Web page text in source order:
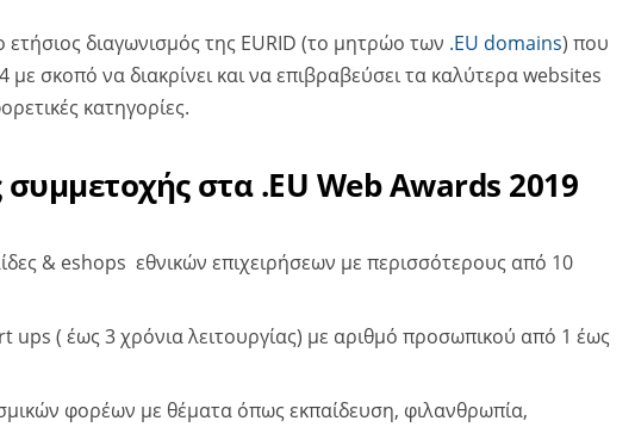
ετήσιος διαγωνισμός της EURID (το μητρώο των .EU domains) που
με σκοπό να διακρίνει και να επιβραβεύσει τα καλύτερα websites
κατηγορίες.
συμμετοχής στα .EU Web Awards 2019
& eshops εθνικών επιχειρήσεων με περισσότερους από 10
ups ( έως 3 χρόνια λειτουργίας) με αριθμό προσωπικού από 1 έως
φορέων με θέματα όπως εκπαίδευση, φιλανθρωπία,